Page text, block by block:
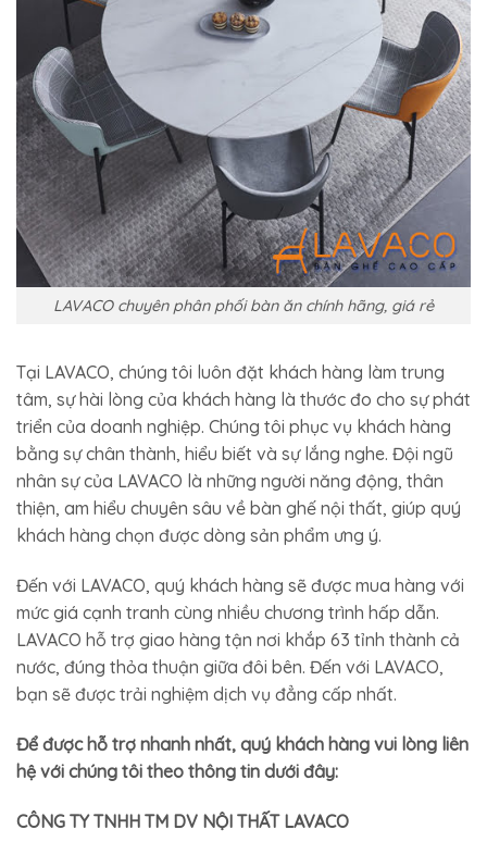
LAVACO chuyên phân phối bàn ăn chính hãng, giá rẻ
Tại LAVACO, chúng tôi luôn đặt khách hàng làm trung
tâm, sự hài lòng của khách hàng là thước đo cho sự phát
triển của doanh nghiệp. Chúng tôi phục vụ khách hàng
bằng sự chân thành, hiểu biết và sự lắng nghe. Đội ngũ
nhân sự của LAVACO là những người năng động, thân
thiện, am hiểu chuyên sâu về bàn ghế nội thất, giúp quý
khách hàng chọn được dòng sản phẩm ưng ý.
Đến với LAVACO, quý khách hàng sẽ được mua hàng với
mức giá cạnh tranh cùng nhiều chương trình hấp dẫn.
LAVACO hỗ trợ giao hàng tận nơi khắp 63 tỉnh thành cả
nước, đúng thỏa thuận giữa đôi bên. Đến với LAVACO,
bạn sẽ được trải nghiệm dịch vụ đẳng cấp nhất.
Để được hỗ trợ nhanh nhất, quý khách hàng vui lòng liên
hệ với chúng tôi theo thông tin dưới đây:
CÔNG TY TNHH TM DV NỘI THẤT LAVACO